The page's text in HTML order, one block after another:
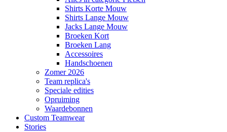
Shirts Korte Mouw
Shirts Lange Mouw
Jacks Lange Mouw
Broeken Kort
Broeken Lang
Accessoires
Handschoenen
Zomer 2026
Team replica's
Speciale edities
Opruiming
Waardebonnen
Custom Teamwear
Stories